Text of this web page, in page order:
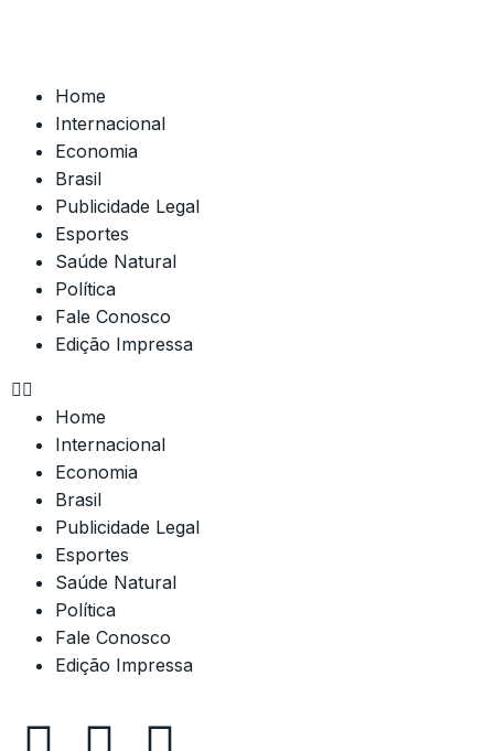
Home
Internacional
Economia
Brasil
Publicidade Legal
Esportes
Saúde Natural
Política
Fale Conosco
Edição Impressa
Home
Internacional
Economia
Brasil
Publicidade Legal
Esportes
Saúde Natural
Política
Fale Conosco
Edição Impressa